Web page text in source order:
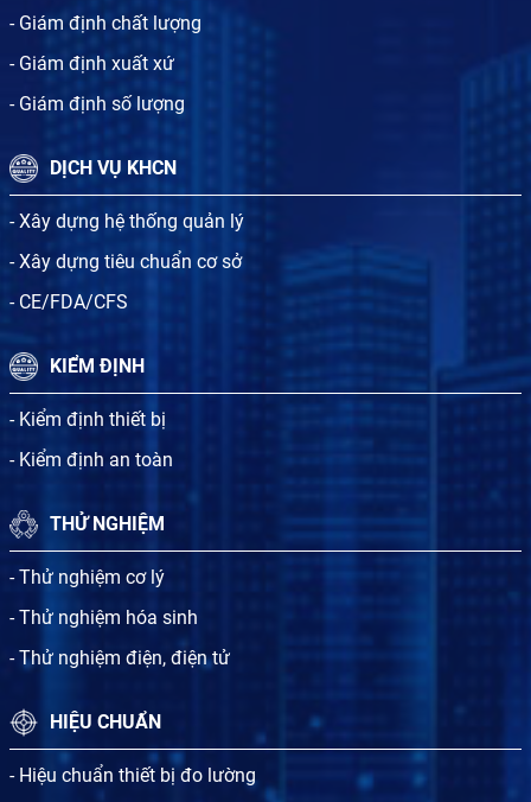
- Giám định chất lượng
- Giám định xuất xứ
- Giám định số lượng
DỊCH VỤ KHCN
- Xây dựng hệ thống quản lý
- Xây dựng tiêu chuẩn cơ sở
- CE/FDA/CFS
KIỂM ĐỊNH
- Kiểm định thiết bị
- Kiểm định an toàn
THỬ NGHIỆM
- Thử nghiệm cơ lý
- Thử nghiệm hóa sinh
- Thử nghiệm điện, điện tử
HIỆU CHUẨN
- Hiệu chuẩn thiết bị đo lường